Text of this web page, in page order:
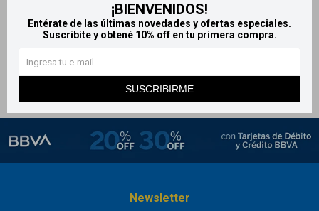
¡BIENVENIDOS!
Entérate de las últimas novedades y ofertas especiales.
Suscribite y obtené 10% off en tu primera compra.
SUSCRIBIRME
$ 292 $ 395
Newsletter